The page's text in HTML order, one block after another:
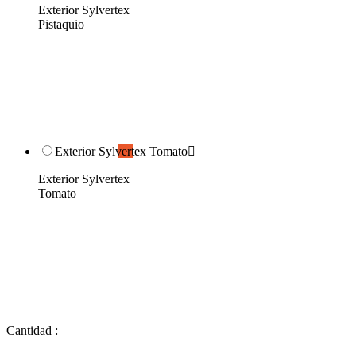
Exterior Sylvertex
Pistaquio
Exterior Sylvertex Tomato
Exterior Sylvertex
Tomato
Cantidad :